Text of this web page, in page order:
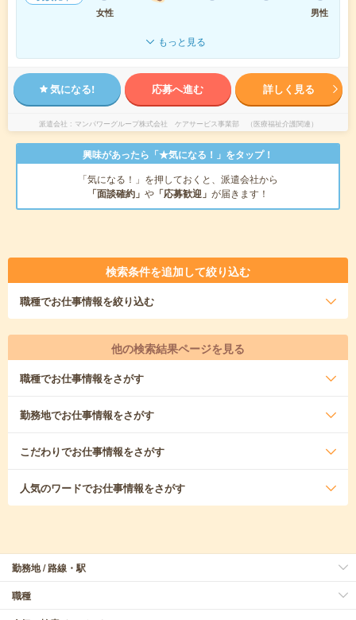
女性
男性
もっと見る
気になる! 応募へ進む 詳しく見る
派遣会社 マンパワーグループ株式会社 ケアサービス事業部 （医療福祉介護関連）
興味があったら「★気になる！」をタップ！
「気になる！」を押しておくと、派遣会社から
「面談確約」 や 「応募歓迎」 が届きます！
検索条件を追加して絞り込む
職種でお仕事情報を絞り込む
他の検索結果ページを見る
職種でお仕事情報をさがす
勤務地でお仕事情報をさがす
こだわりでお仕事情報をさがす
人気のワードでお仕事情報をさがす
勤務地 / 路線・駅
職種